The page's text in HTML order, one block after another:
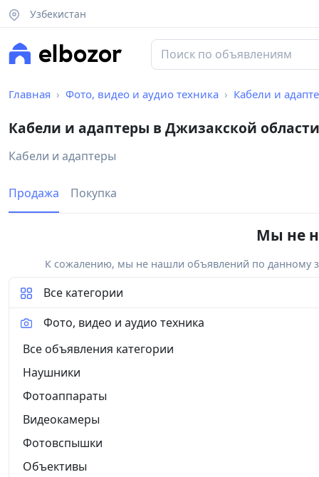
Узбекистан
Главная Фото, видео и аудио техника Кабели и
Кабели и адаптеры в Джизакской области
Кабели и адаптеры
Продажа Покупка
Мы не
К сожалению, мы не нашли объявлений по данному
Все категории
Фото, видео и аудио техника
Все объявления категории
Наушники
Фотоаппараты
Видеокамеры
Фотовспышки
Объективы